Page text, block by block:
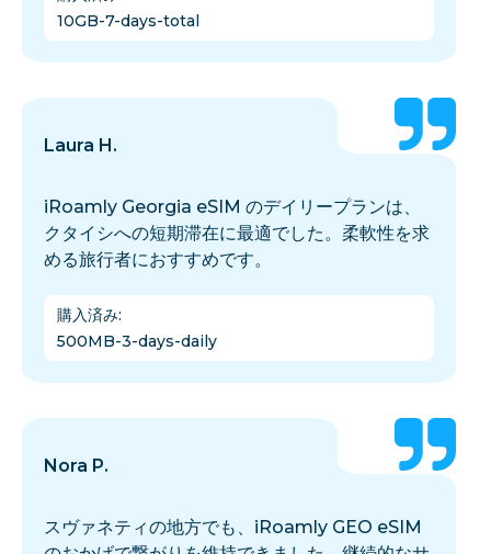
10GB-7-days-total
Laura H.
iRoamly Georgia eSIM のデイリープランは、
クタイシへの短期滞在に最適でした。柔軟性を求
める旅行者におすすめです。
購入済み:
500MB-3-days-daily
Nora P.
スヴァネティの地方でも、iRoamly GEO eSIM